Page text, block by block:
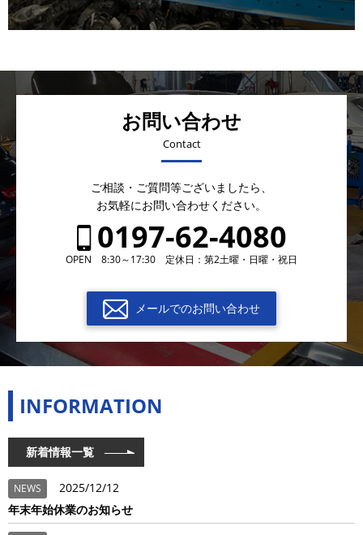
お問い合わせ
Contact
ご相談・ご質問等ございましたら、
お気軽にお問い合わせください。
0197-62-4080
OPEN 8:30～17:30 定休日：第2土曜・日曜・祝日
メールでのお問い合わせ
INFORMATION
新着情報一覧
NEWS
2025/12/12
年末年始休業のお知らせ